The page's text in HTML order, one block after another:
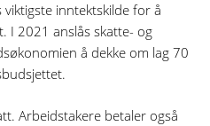
inntektskilde for å
I 2021 anslås skatte- og
å dekke om lag 70
Arbeidstakere betaler også